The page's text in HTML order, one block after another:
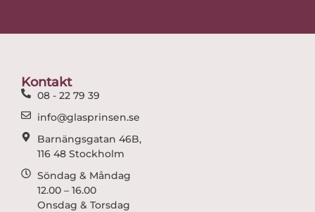
Kontakt
08 - 22 79 39
info@glasprinsen.se
Barnängsgatan 46B,
116 48 Stockholm
Söndag & Måndag
12.00 – 16.00
Onsdag & Torsdag